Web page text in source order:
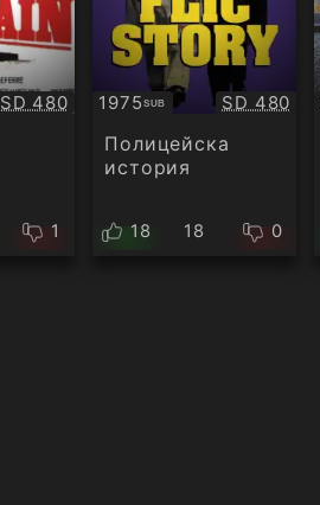
Качество:
SD 480
1
1975SUB
Субтитри Качество:
SD 480
Полицейска
история
18 18 0